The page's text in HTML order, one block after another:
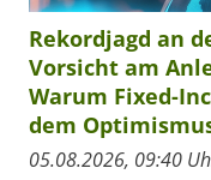
Rekordjagd an
Vorsicht am
Warum Fixed-
dem
05.08.2026, 09:40